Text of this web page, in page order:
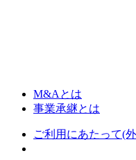
M&Aとは
事業承継とは
ご利用にあたって(